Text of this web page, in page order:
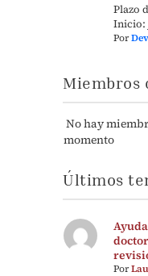
Plazo
Inicio:
Por
Miembros
No hay
momento
Últimos
Por